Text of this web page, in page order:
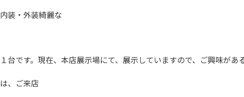
内装・外装綺麗な
１台です。現在、本店展示場にて、展示していますので、ご興味があ
は、ご来店